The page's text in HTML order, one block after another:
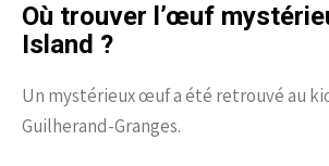
Où trouver l’œuf
Island ?
Un mystérieux œuf a été retrouvé au
Guilherand-Granges.